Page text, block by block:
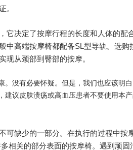
。
它决定了按摩行程的长度和人体的
中高端按摩椅都配备SL型导轨。选
现从颈部到臀部的按摩。
。没有必要怀疑。但是，我们也应该明
建议皮肤溃疡或高血压患者不要使用本
可缺少的一部分。在执行的过程中
相关的部分表面的按摩椅。遇到顽